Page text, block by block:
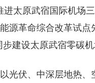
太原武宿国际机场
源革命综合改革试
建设太原武宿零碳机
光伏、中深层地热